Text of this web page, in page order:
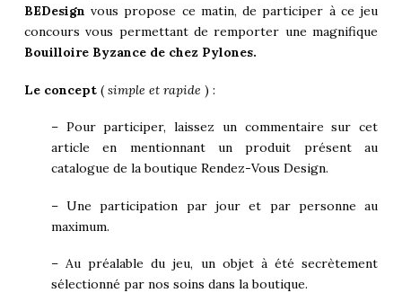
BEDesignvous propose ce matin, de participer à ce jeu
concours vous permettant de remporter une magnifique
Bouilloire Byzance de chez Pylones.
Le concept( simple et rapide ) :
– Pour participer, laissez un commentaire sur cet
article en mentionnant un produit présent au
catalogue de la boutique Rendez-Vous Design.
– Une participation par jour et par personne au
maximum.
– Au préalable du jeu, un objet à été secrètement
sélectionné par nos soins dans la boutique.